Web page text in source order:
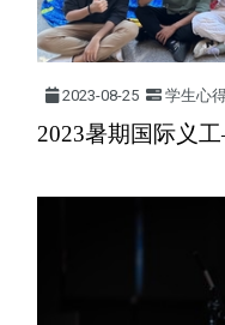
2023-08-25 学生心
2023暑期国际义